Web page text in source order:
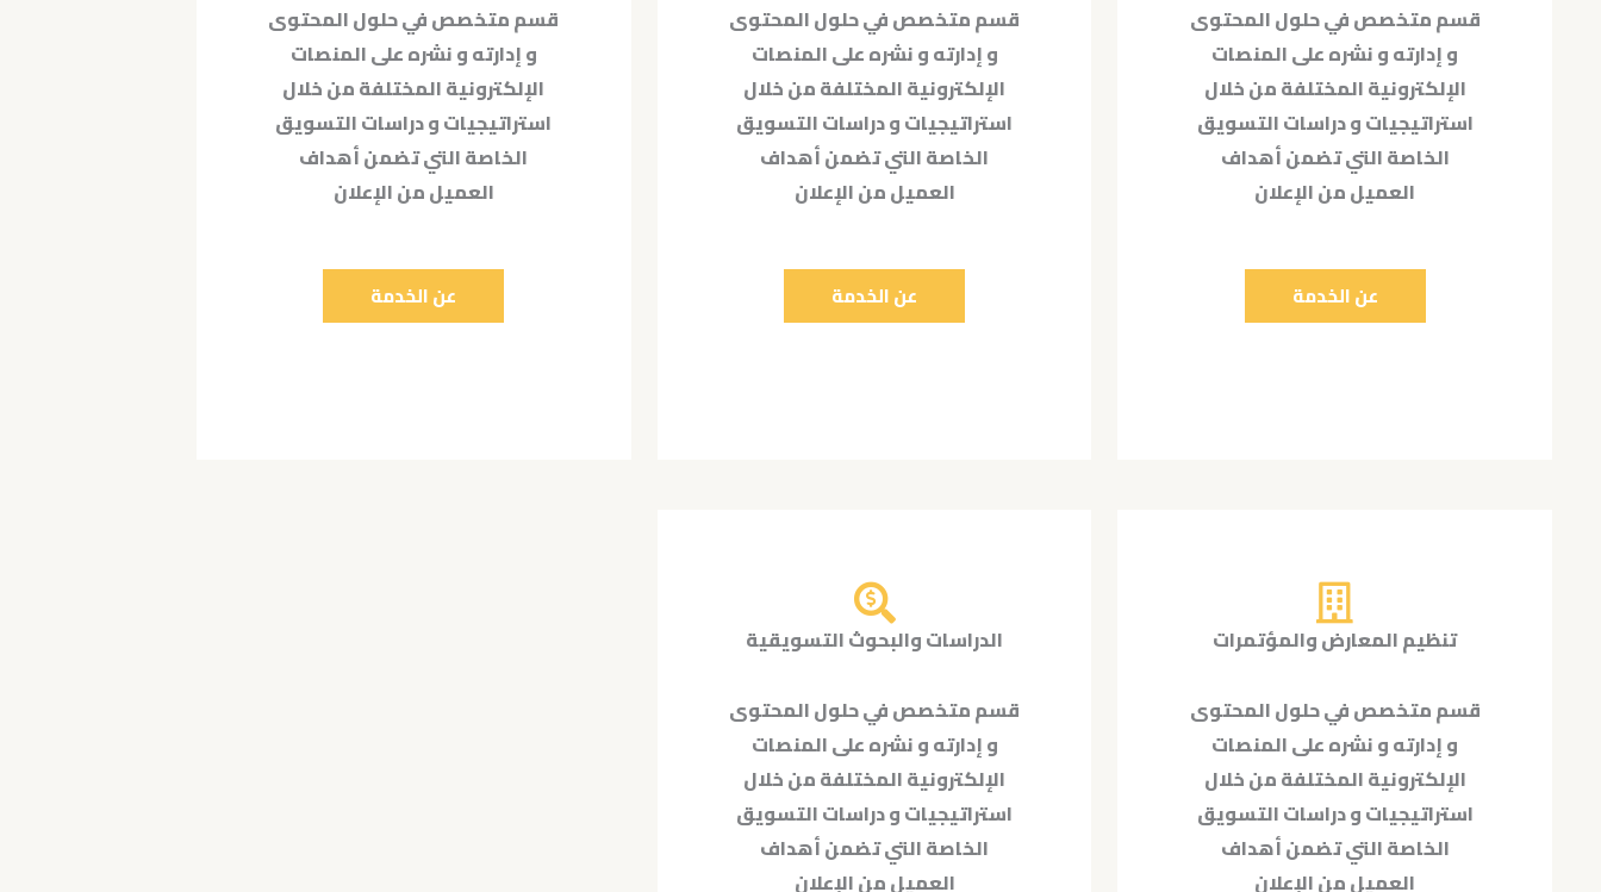
قسم متخصص في حلول المحتوى
و إدارته و نشره على المنصات
الإلكترونية المختلفة من خلال
استراتيجيات و دراسات التسويق
الخاصة التي تضمن أهداف
العميل من الإعلان
عن الخدمة
قسم متخصص في حلول المحتوى
و إدارته و نشره على المنصات
الإلكترونية المختلفة من خلال
استراتيجيات و دراسات التسويق
الخاصة التي تضمن أهداف
العميل من الإعلان
عن الخدمة
قسم متخصص في حلول المحتوى
و إدارته و نشره على المنصات
الإلكترونية المختلفة من خلال
استراتيجيات و دراسات التسويق
الخاصة التي تضمن أهداف
العميل من الإعلان
عن الخدمة
تنظيم المعارض والمؤتمرات
قسم متخصص في حلول المحتوى
و إدارته و نشره على المنصات
الإلكترونية المختلفة من خلال
استراتيجيات و دراسات التسويق
الخاصة التي تضمن أهداف
العميل من الإعلان
الدراسات والبحوث التسويقية
قسم متخصص في حلول المحتوى
و إدارته و نشره على المنصات
الإلكترونية المختلفة من خلال
استراتيجيات و دراسات التسويق
الخاصة التي تضمن أهداف
العميل من الإعلان